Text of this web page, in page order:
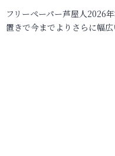
フリーペーパー芦屋人2026
置きで今までよりさらに幅